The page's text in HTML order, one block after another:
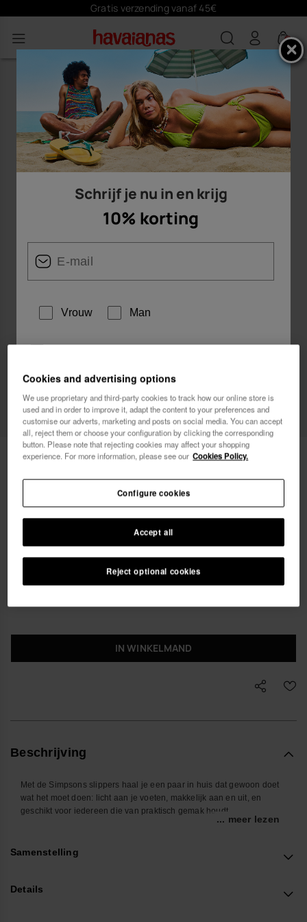
Gratis verzending vanaf 45€
0
Havaianas Simpsons
Kies je maat
37/38 39/40 41/42 43/44 45/46
IN WINKELMAND
Beschrijving
Met de Simpsons slippers haal je een paar in huis dat gewoon doet
wat het moet doen: licht aan je voeten, makkelijk aan en uit, en
geschikt voor iedereen die van praktisch gemak houdt.
moet doen, deze unisex havaianas slippers schuif je zonder
nadenken aan. Het open ontwerp laat je voeten vrij ademen en
zwembad of camping. Deze comfortabele slippers, ook wel flip-flops
... meer lezen
Samenstelling
Details
Schrijf je nu in en krijg
10% korting
Vrouw Man
Privacybeleid gelezen en ga hiermee akkoord.
ik wil 10% korting
Cookies and advertising options
We use proprietary and third-party cookies to track how our online store is
used and in order to improve it, adapt the content to your preferences and
customise our adverts, marketing and posts on social media. You can accept
all, reject them or choose your configuration by clicking the corresponding
button. Please note that rejecting cookies may affect your shopping
experience. For more information, please see our Cookies Policy.
Reject optional cookies
Accept all
Configure cookies